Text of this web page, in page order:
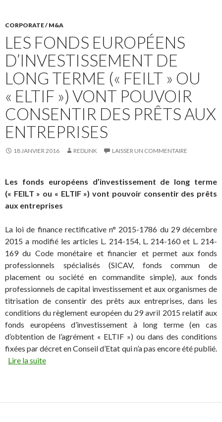
CORPORATE / M&A
LES FONDS EUROPÉENS
D’INVESTISSEMENT DE
LONG TERME (« FEILT » OU
« ELTIF ») VONT POUVOIR
CONSENTIR DES PRÊTS AUX
ENTREPRISES
18 JANVIER 2016 REDLINK LAISSER UN COMMENTAIRE
Les fonds européens d’investissement de long terme
(« FEILT » ou « ELTIF ») vont pouvoir consentir des prêts
aux entreprises
La loi de finance rectificative n° 2015-1786 du 29 décembre
2015 a modifié les articles L. 214-154, L. 214-160 et L. 214-
169 du Code monétaire et financier et permet aux fonds
professionnels spécialisés (SICAV, fonds commun de
placement ou société en commandite simple), aux fonds
professionnels de capital investissement et aux organismes de
titrisation de consentir des prêts aux entreprises, dans les
conditions du règlement européen du 29 avril 2015 relatif aux
fonds européens d’investissement à long terme (en cas
d’obtention de l’agrément « ELTIF ») ou dans des conditions
fixées par décret en Conseil d’Etat qui n’a pas encore été publié.
Lire la suite